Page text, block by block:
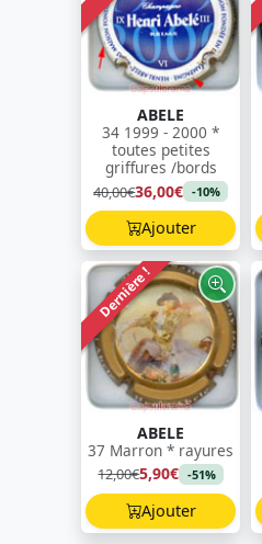
ABELE
34 1999 - 2000 *
toutes petites
griffures /bords
40,00€36,00€ -10%
Ajouter
Dernière !
ABELE
37 Marron * rayures
12,00€5,90€ -51%
Ajouter